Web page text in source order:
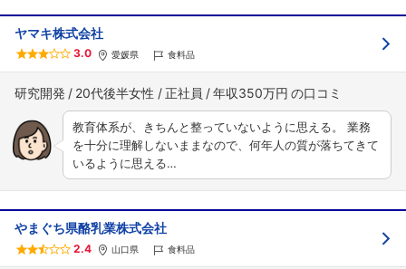
ヤマキ株式会社
3.0 愛媛県 食料品
研究開発 20代後半女性 正社員 年収350万円
教育体系が、きちんと整っていないように思える。 業務
を十分に理解しないままなので、何年人の質が落ちてきて
いるように思える…
やまぐち県酪乳業株式会社
2.4 山口県 食料品